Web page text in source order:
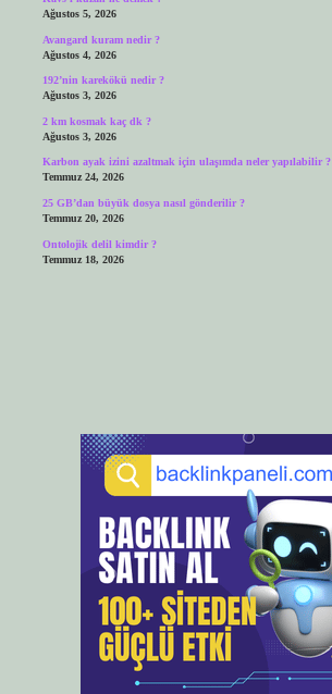
Ağustos 5, 2026
Avangard kuram nedir ?
Ağustos 4, 2026
192’nin karekökü nedir ?
Ağustos 3, 2026
2 km kosmak kaç dk ?
Ağustos 3, 2026
Karbon ayak izini azaltmak için ulaşımda neler yapılabilir ?
Temmuz 24, 2026
25 GB’dan büyük dosya nasıl gönderilir ?
Temmuz 20, 2026
Ontolojik delil kimdir ?
Temmuz 18, 2026